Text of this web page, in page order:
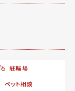
駐輪場
ペット相談